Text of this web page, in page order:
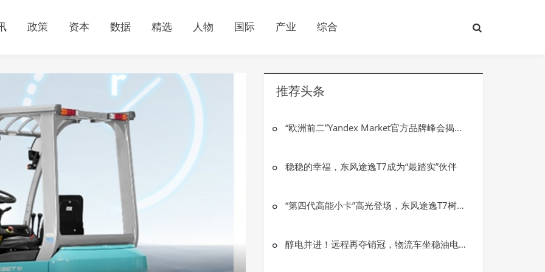
政策 资本 数据 精选 人物 国际 产业 综合
产业
推荐头条
“欧洲前二”Yandex Market官方品牌峰会揭秘俄罗斯电商增长奇迹！
稳稳的幸福，东风途逸T7成为“最踏实”伙伴
“第四代高能小卡”高光登场，东风途逸T7树立行业全新标杆
醇电并进！远程再夺销冠，物流车坐稳油电总榜前三